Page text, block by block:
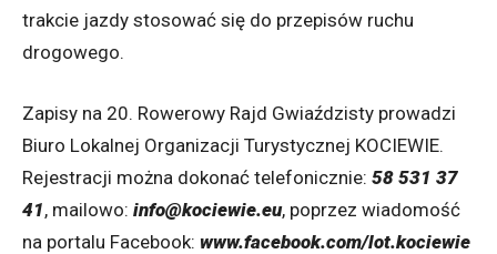
trakcie jazdy stosować się do przepisów ruchu
drogowego.
Zapisy na 20. Rowerowy Rajd Gwiaździsty prowadzi
Biuro Lokalnej Organizacji Turystycznej KOCIEWIE.
Rejestracji można dokonać telefonicznie: 58 531 37
41, mailowo: info@kociewie.eu, poprzez wiadomość
na portalu Facebook: www.facebook.com/lot.kociewie